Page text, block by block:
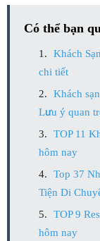
Có thể bạn
Khách
chi tiết
Khách
Lưu ý quan
TOP 11
hôm nay
Top 37
Tiện Di
TOP 9
hôm nay